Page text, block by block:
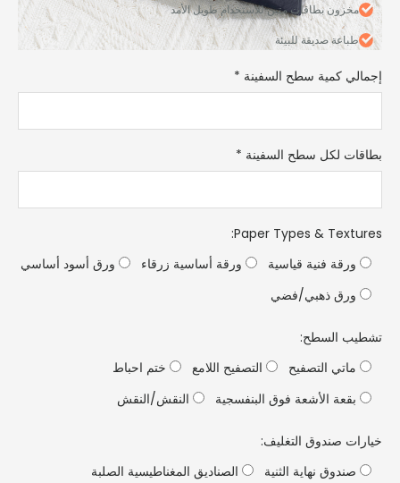
مخزون بطاقات متين للاستخدام طويل الأمد
طباعة صديقة للبيئة
كمية سطح السفينة *
لكل سطح السفينة *
Paper Types &
:
ورقة فنية قياسية
ورقة أساسية زرقاء
ورق أسود أساسي
ورق ذهبي/فضي
السطح:
ماتي التصفيح
التصفيح اللامع
ختم احباط
بقعة الأشعة فوق البنفسجية
النقش/النقش
صندوق التغليف:
صندوق نهاية الثنية
الصناديق المغناطيسية الصلبة